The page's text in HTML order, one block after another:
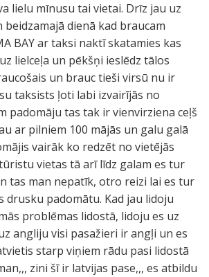
lielu mīnusu tai vietai. Drīz jau uz
beidzamajā dienā kad braucam
BAY ar taksi naktī skatamies kas
lielceļa un pēkšņi ieslēdz tālos
un brauc tieši virsū nu ir
taksists ļoti labi izvairījās no
padomāju tas tak ir vienvirziena ceļš
ar pilniem 100 mājās un galu galā
vairāk ko redzēt no vietējās
vietas tā arī līdz galam es tur
tas man nepatīk, otro reizi lai es tur
drusku padomātu. Kad jau lidoju
problēmas lidostā, lidoju es uz
angliju visi pasažieri ir angļi un es
starp viņiem rādu pasi lidostā
zini šī ir latvijas pase,,, es atbildu